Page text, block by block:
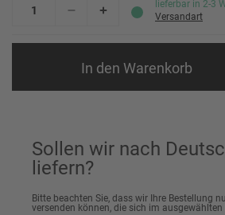
lieferbar in 2-3
Versandart
In den Warenkorb
Artikeldetails
Sollen wir nach
liefern?
Bitte beachten Sie, dass wir Ihre Bestellung
versenden können, die sich im ausgewählten